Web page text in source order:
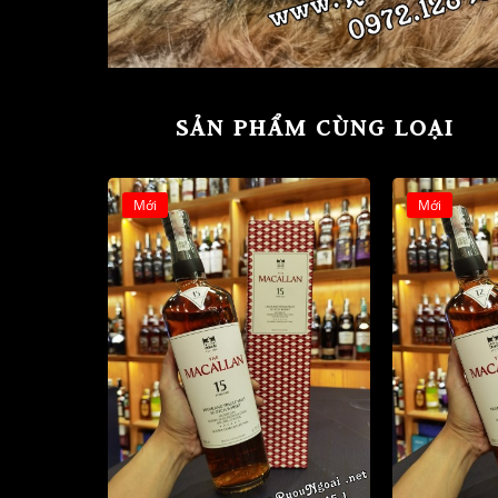
SẢN PHẨM CÙNG LOẠI
Mới Mới